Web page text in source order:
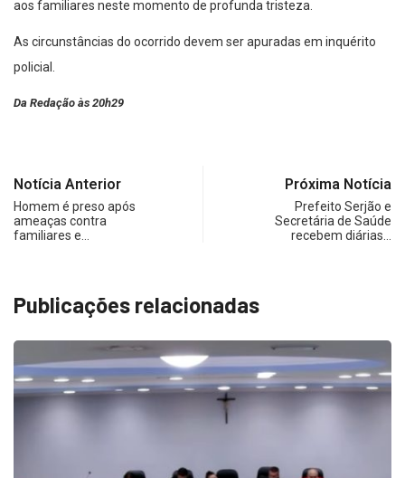
aos familiares neste momento de profunda tristeza.
As circunstâncias do ocorrido devem ser apuradas em inquérito
policial.
Da Redação às 20h29
Notícia Anterior
Homem é preso após
ameaças contra
familiares e…
Próxima Notícia
Prefeito Serjão e
Secretária de Saúde
recebem diárias…
Publicações relacionadas